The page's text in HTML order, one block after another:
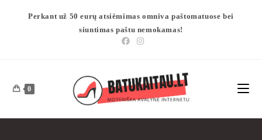
Perkant už 50 eurų atsiėmimas omniva paštomatuose bei
siuntimas paštu nemokamas!
0